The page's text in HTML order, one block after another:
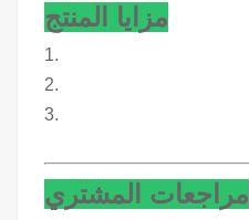
مزايا المنتج
1.
2.
3.
مراجعات المشتري